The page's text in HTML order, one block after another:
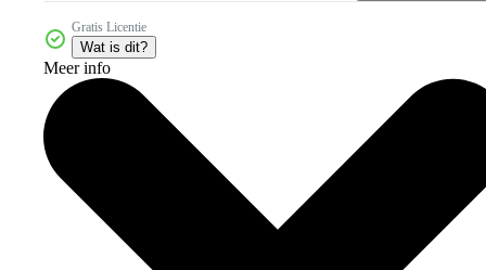
Gratis Licentie
Wat is dit?
Meer info